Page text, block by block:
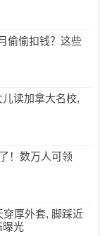
偷偷扣钱？这些
读加拿大名校,
！数万人可领
穿厚外套, 脚踩近
曝光